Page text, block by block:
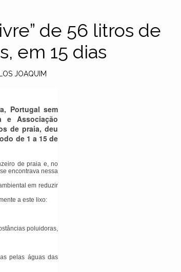
de 56 litros de
em 15 dias
JOAQUIM
Portugal sem
e Associação
de praia, deu
de 1 a 15 de
de praia e, no
encontrava nessa
em reduzir
a este lixo:
poluidoras,
pelas águas das